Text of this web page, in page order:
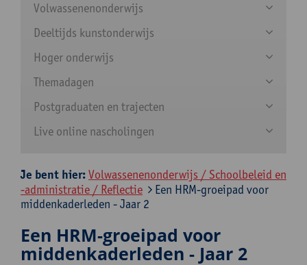
Volwassenenonderwijs
Deeltijds kunstonderwijs
Hoger onderwijs
Themadagen
Postgraduaten en trajecten
Live online nascholingen
Je bent hier:Volwassenenonderwijs / Schoolbeleid en
-administratie / Reflectie
Een HRM-groeipad voor
middenkaderleden - Jaar 2
Een HRM-groeipad voor
middenkaderleden - Jaar 2